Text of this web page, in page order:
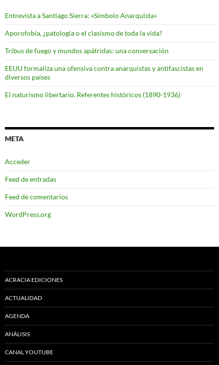
Entrevista a Santiago Sierra: «Símbolo Anarquista»
Aporofobia, ¿patología o el clasismo de toda la vida?
Tribus de fuego y mundos apátridas: una conversación
EEUU formaliza una ofensiva contra anarquistas y antifascistas en
diversos países
El naturismo libertario. Referentes históricos (1890-1936)
META
Acceder
Feed de entradas
Feed de comentarios
WordPress.org
ACRACIA EDICIONES
ACTUALIDAD
AGENDA
ANÁLISIS
CANAL YOUTUBE